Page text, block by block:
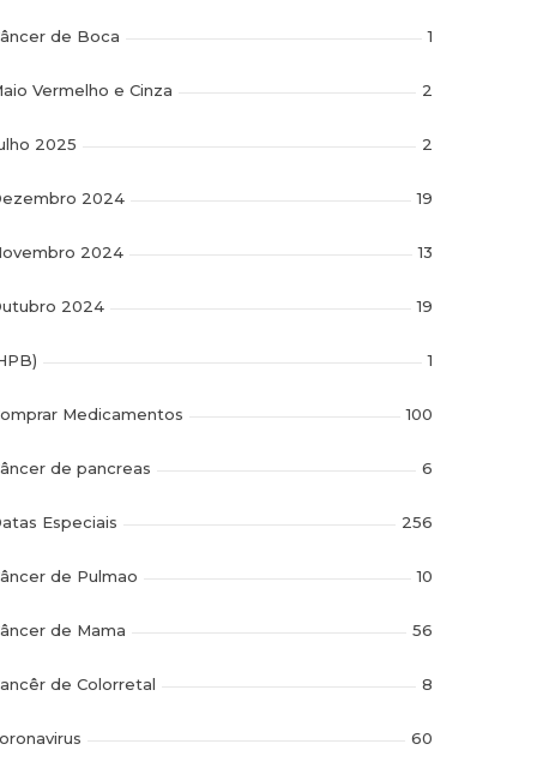
de Boca 1
Vermelho e Cinza 2
2025 2
2024 19
2024 13
2024 19
1
Medicamentos 100
de pancreas 6
Especiais 256
de Pulmao 10
de Mama 56
de Colorretal 8
60